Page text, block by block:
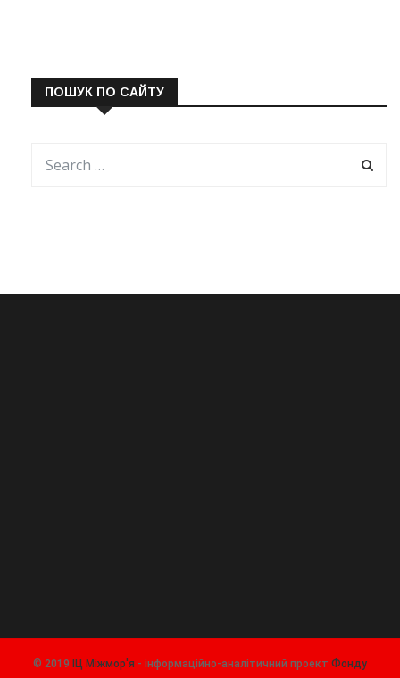
ПОШУК ПО САЙТУ
© 2019 ІЦ Міжмор'я - інформаційно-аналітичний проект Фонду